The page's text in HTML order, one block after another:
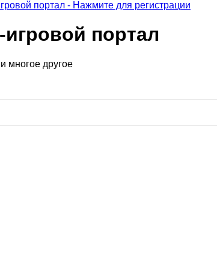
портал - Нажмите для регистрации
портал
многое другое